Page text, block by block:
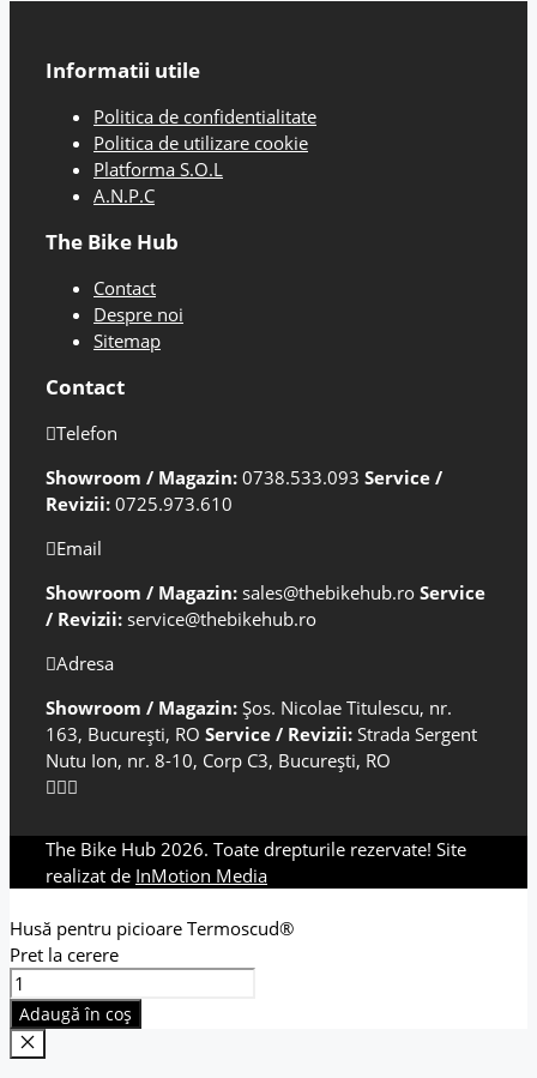
Informatii utile
Politica de confidentialitate
Politica de utilizare cookie
Platforma S.O.L
A.N.P.C
The Bike Hub
Contact
Despre noi
Sitemap
Contact
Telefon
Showroom / Magazin: 0738.533.093 Service /
Revizii: 0725.973.610
Email
Showroom / Magazin: sales@thebikehub.ro Service
/ Revizii: service@thebikehub.ro
Adresa
Showroom / Magazin: Șos. Nicolae Titulescu, nr.
163, București, RO Service / Revizii: Strada Sergent
Nutu Ion, nr. 8-10, Corp C3, București, RO
The Bike Hub 2026. Toate drepturile rezervate! Site
realizat de InMotion Media
Husă pentru picioare Termoscud®
Pret la cerere
Cantitate
Husă
pentru
picioare
Adaugă în coș
Close